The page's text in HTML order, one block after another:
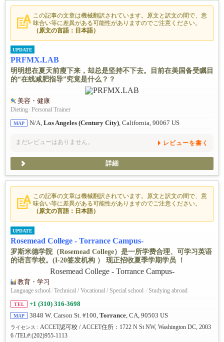
この記事の文章は機械翻訳されています。原文と訳文の間で、意
味合い等に差異がある可能性がありますのでご注意ください。
（原文の言語：日本語）
UPDATE
PRFMX.LAB
明明想在夏天前瘦下来，却总是坚持不下去。目前在美国备受瞩目
的“在线减肥指导”究竟是什么？？
美容・健康
Dieting/Personal Trainer
MAP N/A, Los Angeles (Century City), California, 90067 US
まだレビューはありません。 レビューを書く
詳細
この記事の文章は機械翻訳されています。原文と訳文の間で、意
味合い等に差異がある可能性がありますのでご注意ください。
（原文の言語：日本語）
UPDATE
Rosemead College - Torrance Campus-
罗斯米德学院（Rosemead College）是一所学费合理、可学习英语
的语言学校。(I-20签发机构 ） 现正招收夏季学期学员 ！
教育・学习
Language school/Technical / Vocational / Special school / Studying abroad
TEL +1 (310) 316-3698
MAP 3848 W. Carson St. #100, Torrance, CA, 90503 US
ライセンス : ACCET認可校 / ACCET住所：1722 N St NW, Washington DC, 2003
6 /TEL#:(202)955-1113